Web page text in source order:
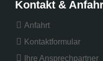
Kontakt &
Anfahrt
Kontaktformular
Ihre Ansprechpartner